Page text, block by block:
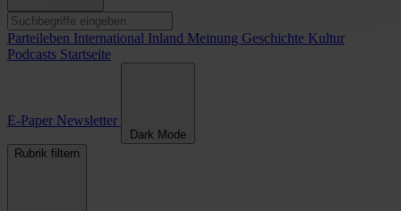
Parteileben International Inland Meinung Geschichte Kultur
Podcasts Startseite
E-Paper Newsletter
Dark Mode
Rubrik filtern